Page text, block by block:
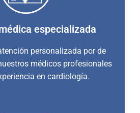
especializada
personalizada por de
médicos profesionales
en cardiología.